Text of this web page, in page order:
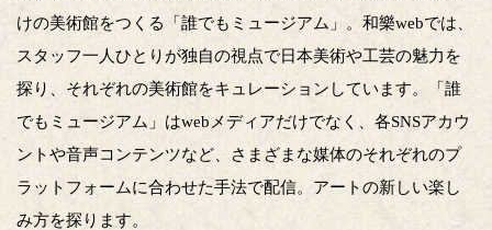
けの美術館をつくる「誰でもミュージアム」。和樂webでは、
スタッフ一人ひとりが独自の視点で日本美術や工芸の魅力を
探り、それぞれの美術館をキュレーションしています。「誰
でもミュージアム」はwebメディアだけでなく、各SNSアカウ
ントや音声コンテンツなど、さまざまな媒体のそれぞれのプ
ラットフォームに合わせた手法で配信。アートの新しい楽し
み方を探ります。